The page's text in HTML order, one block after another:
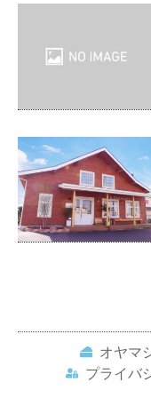
オヤマ
プライバ